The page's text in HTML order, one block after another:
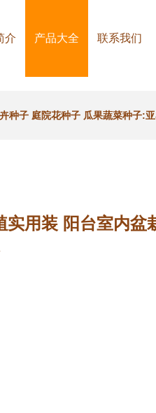
介 产品大全 联系我们
种子 庭院花种子 瓜果蔬菜种子:
用装 阳台室内盆